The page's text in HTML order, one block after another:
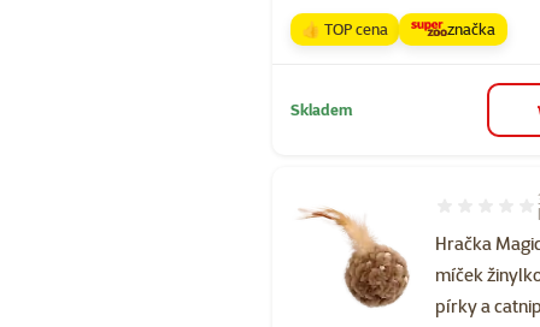
👍 TOP cena značka
Skladem
Hračka
míček
pírky a
Hodnocení